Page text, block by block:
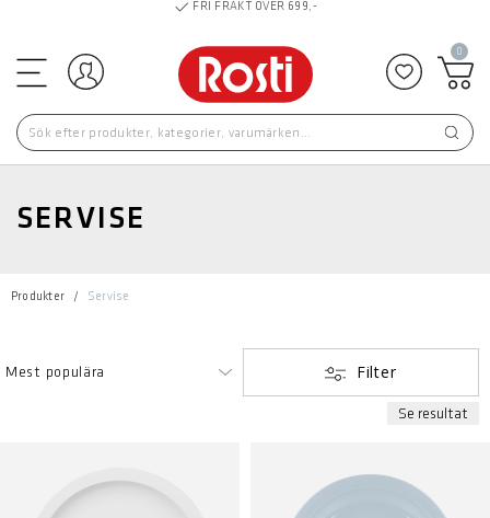
Logga in Lägg till
0
SERVISE
Produkter Servise
Filter
Se resultat